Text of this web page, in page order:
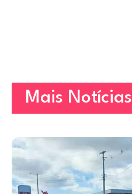
Mais Notícias